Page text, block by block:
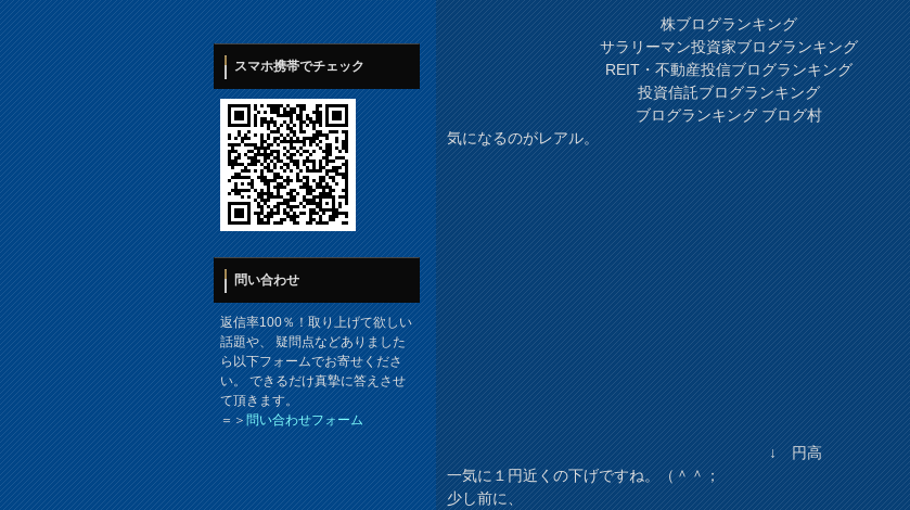
株ブログランキング
サラリーマン投資家ブログランキング
REIT・不動産投信ブログランキング
投資信託ブログランキング
ブログランキング ブログ村
気になるのがレアル。
↓ 円高
一気に１円近くの下げですね。（＾＾；
少し前に、
スマホ携帯でチェック
問い合わせ
返信率100％！取り上げて欲しい
話題や、 疑問点などありました
ら以下フォームでお寄せくださ
い。 できるだけ真摯に答えさせ
て頂きます。
＝＞問い合わせフォーム